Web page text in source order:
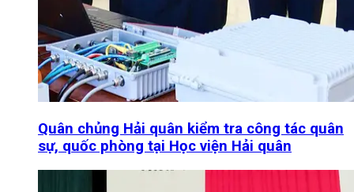
Quân chủng Hải quân kiểm tra công tác quân
sự, quốc phòng tại Học viện Hải quân